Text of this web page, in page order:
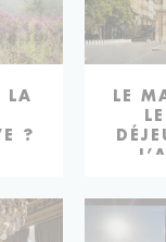
LA
?
LE